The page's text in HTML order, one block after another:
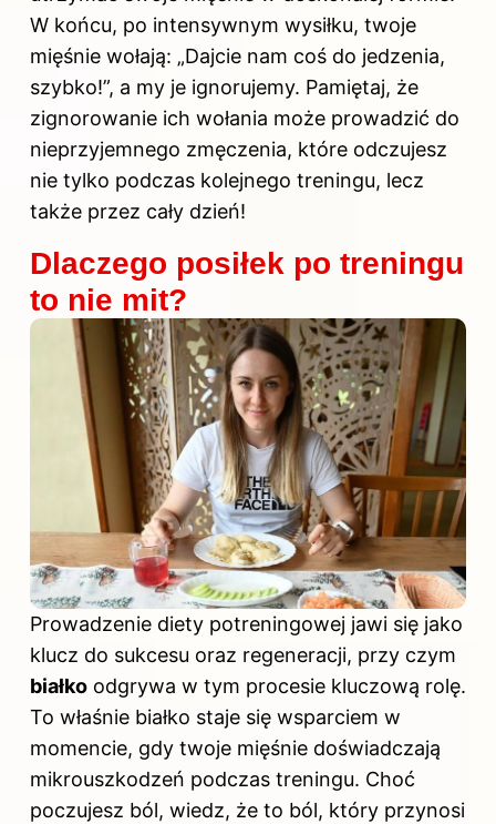
W końcu, po intensywnym wysiłku, twoje
mięśnie wołają: „Dajcie nam coś do jedzenia,
szybko!”, a my je ignorujemy. Pamiętaj, że
zignorowanie ich wołania może prowadzić do
nieprzyjemnego zmęczenia, które odczujesz
nie tylko podczas kolejnego treningu, lecz
także przez cały dzień!
Dlaczego posiłek po treningu
to nie mit?
Prowadzenie diety potreningowej jawi się jako
klucz do sukcesu oraz regeneracji, przy czym
białko odgrywa w tym procesie kluczową rolę.
To właśnie białko staje się wsparciem w
momencie, gdy twoje mięśnie doświadczają
mikrouszkodzeń podczas treningu. Choć
poczujesz ból, wiedz, że to ból, który przynosi